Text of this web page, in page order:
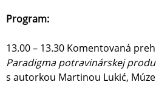
Program:
13.00 – 13.30 Komentovaná
Paradigma potravinárskej
s autorkou Martinou Lukić,